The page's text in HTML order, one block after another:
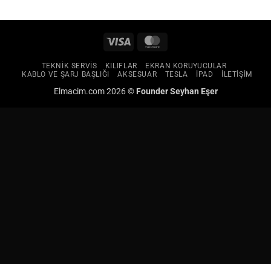
Visa
TEKNIK SERVIS KILIFLAR
EKRAN KORUYUCULAR
KABLO VE ŞARJ BAŞLIĞI
AKSESUAR TESLA IPAD ILETIŞIM
Elmacim.com 2026 © FounderSeyhan Eşer